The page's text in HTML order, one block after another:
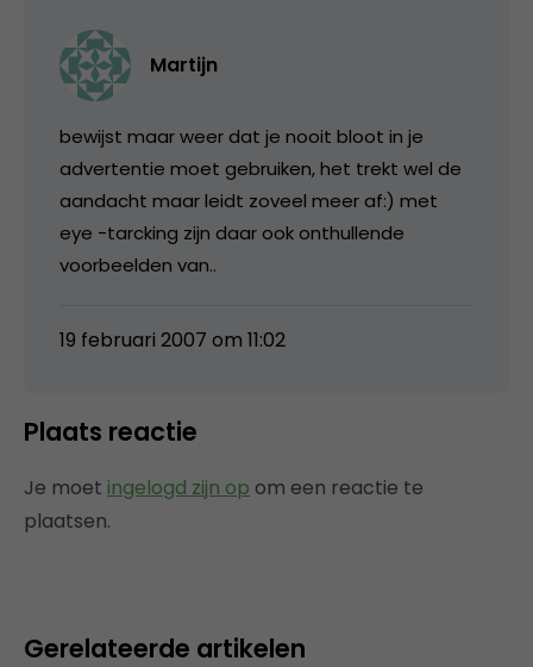
Martijn
bewijst maar weer dat je nooit bloot in je
advertentie moet gebruiken, het trekt wel de
aandacht maar leidt zoveel meer af:) met
eye -tarcking zijn daar ook onthullende
voorbeelden van..
19 februari 2007 om 11:02
Plaats reactie
Je moet ingelogd zijn op om een reactie te
plaatsen.
Gerelateerde artikelen